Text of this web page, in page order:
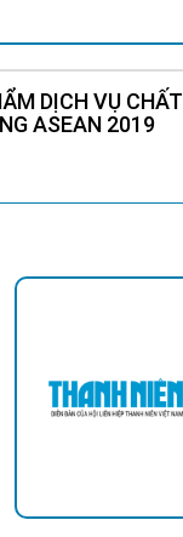
DỊCH VỤ CHẤT
ASEAN 2019